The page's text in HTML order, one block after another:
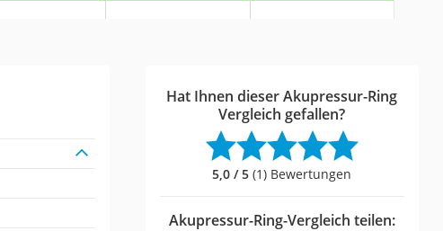
Hat Ihnen dieser Akupressur-Ring
Vergleich gefallen?
5,0 / 5 (1) Bewertungen
Akupressur-Ring-Vergleich teilen: